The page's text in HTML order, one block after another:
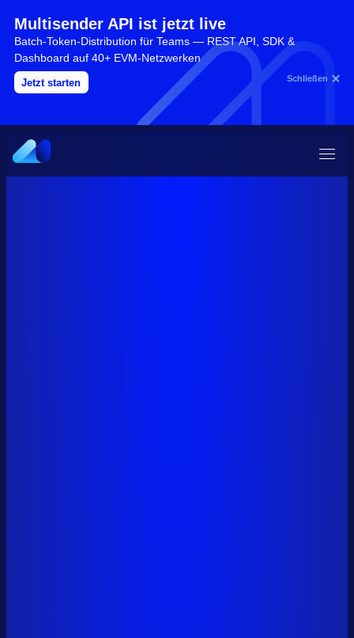
Multisender API ist jetzt live
Batch-Token-Distribution für Teams — REST API, SDK &
Dashboard auf 40+ EVM-Netzwerken
Jetzt starten Schließen